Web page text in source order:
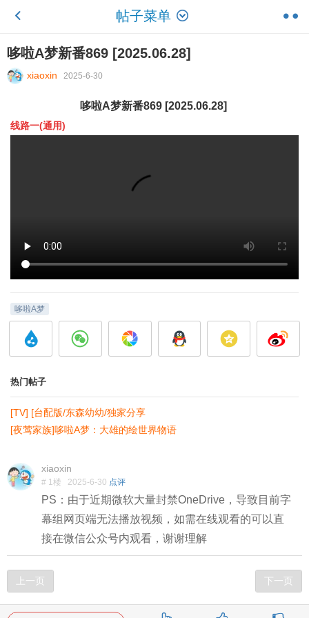
帖子菜单
哆啦A梦新番869 [2025.06.28]
xiaoxin 2025-6-30
哆啦A梦新番869 [2025.06.28]
线路一(通用)
哆啦A梦
热门帖子
[TV] [台配版/东森幼幼/独家分享
[夜莺家族]哆啦A梦：大雄的绘世界物语
xiaoxin
# 1楼 2025-6-30 点评
PS：由于近期微软大量封禁OneDrive，导致目前字
幕组网页端无法播放视频，如需在线观看的可以直
接在微信公众号内观看，谢谢理解
上一页 下一页